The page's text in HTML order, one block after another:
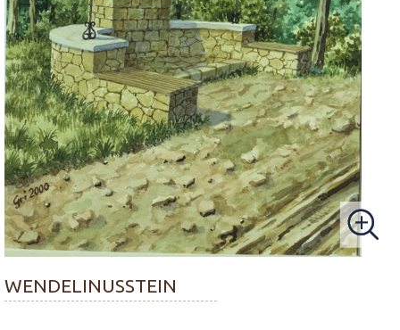
WENDELINUSSTEIN